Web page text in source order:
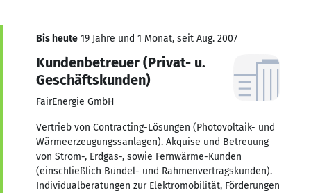
Bis heute 19 Jahre und 1 Monat, seit Aug. 2007
Kundenbetreuer (Privat- u.
Geschäftskunden)
FairEnergie GmbH
Vertrieb von Contracting-Lösungen (Photovoltaik- und
Wärmeerzeugungssanlagen). Akquise und Betreuung
von Strom-, Erdgas-, sowie Fernwärme-Kunden
(einschließlich Bündel- und Rahmenvertragskunden).
Individualberatungen zur Elektromobilität, Förderungen